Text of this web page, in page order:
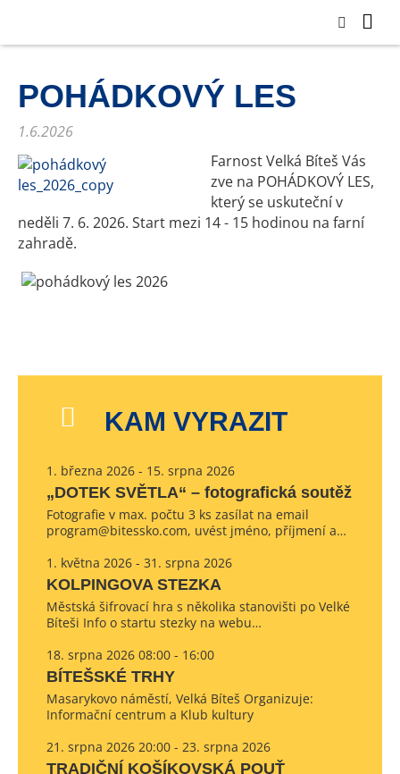
POHÁDKOVÝ LES
1.6.2026
Farnost Velká Bíteš Vás
zve na POHÁDKOVÝ LES,
který se uskuteční v
neděli 7. 6. 2026. Start mezi 14 - 15 hodinou na farní
zahradě.
KAM VYRAZIT
1. března 2026 - 15. srpna 2026
„DOTEK SVĚTLA“ – fotografická soutěž
Fotografie v max. počtu 3 ks zasílat na email
program@bitessko.com, uvést jméno, příjmení a…
1. května 2026 - 31. srpna 2026
KOLPINGOVA STEZKA
Městská šifrovací hra s několika stanovišti po Velké
Bíteši Info o startu stezky na webu…
18. srpna 2026 08:00 - 16:00
BÍTEŠSKÉ TRHY
Masarykovo náměstí, Velká Bíteš Organizuje:
Informační centrum a Klub kultury
21. srpna 2026 20:00 - 23. srpna 2026
TRADIČNÍ KOŠÍKOVSKÁ POUŤ